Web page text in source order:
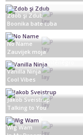
Lettonie
Moldavie
Zdob şi Zdub
Boonika bate toba
Serbie et Monténégro
No Name
Zauvijek moja
Suisse
Vanilla Ninja
Cool Vibes
Danemark
Jakob Sveistrup
Talking to You
Wig Wam